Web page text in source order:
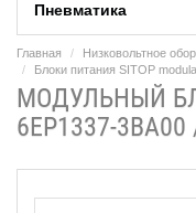
Пневматика
Главная Низковольтное
Блоки питания SITOP
МОДУЛЬНЫЙ
6EP1337-